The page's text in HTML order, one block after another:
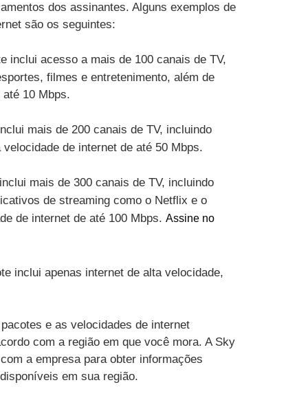
dos assinantes. Alguns exemplos de
são os seguintes:
inclui acesso a mais de 100 canais de TV,
filmes e entretenimento, além de
10 Mbps.
mais de 200 canais de TV, incluindo
de internet de até 50 Mbps.
mais de 300 canais de TV, incluindo
de streaming como o Netflix e o
de internet de até 100 Mbps. Assine no
inclui apenas internet de alta velocidade,
e as velocidades de internet
com a região em que você mora. A Sky
a empresa para obter informações
em sua região.